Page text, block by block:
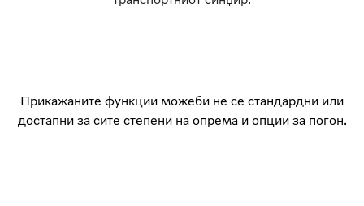
Прикажаните функции можеби не се стандардни или
достапни за сите степени на опрема и опции за погон.